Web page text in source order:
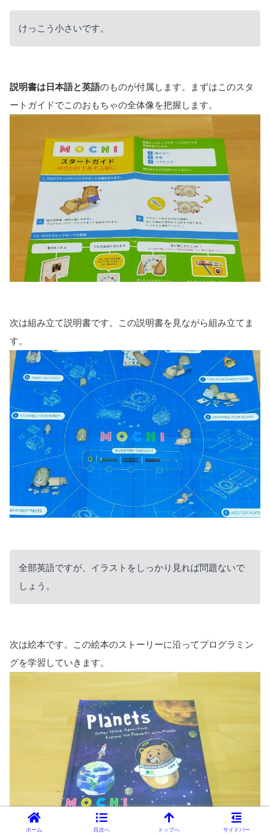
けっこう小さいです。
説明書は日本語と英語のものが付属します。まずはこのスタ
ートガイドでこのおもちゃの全体像を把握します。
次は組み立て説明書です。この説明書を見ながら組み立てま
す。
全部英語ですが、イラストをしっかり見れば問題ないで
しょう。
次は絵本です。この絵本のストーリーに沿ってプログラミン
グを学習していきます。
ホーム 目次へ トップへ サイドバー